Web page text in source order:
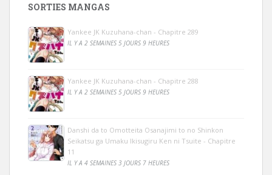
SORTIES MANGAS
Yankee JK Kuzuhana-chan - Chapitre 289
IL Y A 2 SEMAINES 5 JOURS 9 HEURES
Yankee JK Kuzuhana-chan - Chapitre 288
IL Y A 2 SEMAINES 5 JOURS 9 HEURES
Danshi da to Omotteita Osanajimi to no Shinkon
Seikatsu ga Umaku Ikisugiru Ken ni Tsuite - Chapitre
11
IL Y A 4 SEMAINES 3 JOURS 7 HEURES